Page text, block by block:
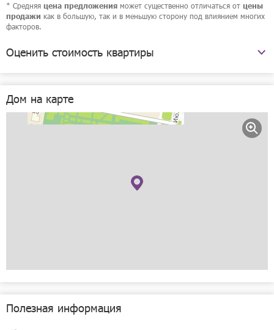
* Средняя цена предложения может существенно отличаться от цены
продажи как в большую, так и в меньшую сторону под влиянием многих
факторов.
Оценить стоимость квартиры
Дом на карте
Полезная информация